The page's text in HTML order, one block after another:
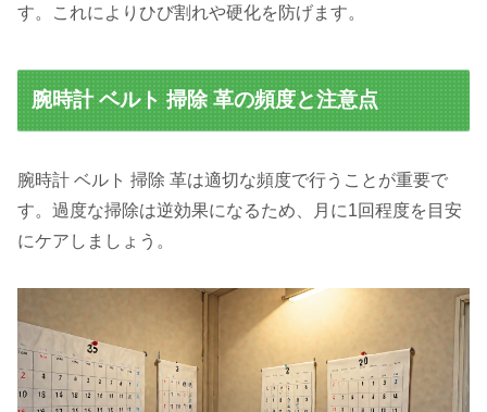
す。これによりひび割れや硬化を防げます。
腕時計 ベルト 掃除 革の頻度と注意点
腕時計 ベルト 掃除 革は適切な頻度で行うことが重要で
す。過度な掃除は逆効果になるため、月に1回程度を目安
にケアしましょう。